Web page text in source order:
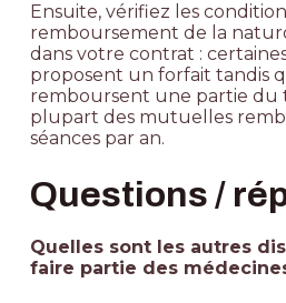
Ensuite, vérifiez les
remboursement de la
dans votre contrat :
proposent un forfait tandis
remboursent une partie du
plupart des mutuelles
séances par an.
Questions /
Quelles sont les autres
faire partie des